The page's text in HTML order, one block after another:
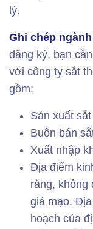
lý.
Ghi chép
đăng ký, bạn
với công ty sắt
gồm:
Sản xuất
Buôn bán
Xuất nhập
Địa điểm
ràng, không
giả mạo.
hoạch của